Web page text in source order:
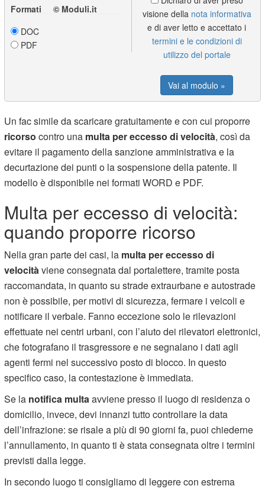
Formati © Moduli.it
DOC
PDF
visione della nota informativa
e di aver letto e accettato i
termini e le condizioni di
utilizzo del portale
Vai al modulo »
Un fac simile da scaricare gratuitamente e con cui proporre
ricorso contro una multa per eccesso di velocità, così da
evitare il pagamento della sanzione amministrativa e la
decurtazione dei punti o la sospensione della patente. Il
modello è disponibile nei formati WORD e PDF.
Multa per eccesso di velocità:
quando proporre ricorso
Nella gran parte dei casi, la multa per eccesso di
velocità viene consegnata dal portalettere, tramite posta
raccomandata, in quanto su strade extraurbane e autostrade
non è possibile, per motivi di sicurezza, fermare i veicoli e
notificare il verbale. Fanno eccezione solo le rilevazioni
effettuate nei centri urbani, con l’aiuto dei rilevatori elettronici,
che fotografano il trasgressore e ne segnalano i dati agli
agenti fermi nel successivo posto di blocco. In questo
specifico caso, la contestazione è immediata.
Se la notifica multa avviene presso il luogo di residenza o
domicilio, invece, devi innanzi tutto controllare la data
dell’infrazione: se risale a più di 90 giorni fa, puoi chiederne
l’annullamento, in quanto ti è stata consegnata oltre i termini
previsti dalla legge.
In secondo luogo ti consigliamo di leggere con estrema